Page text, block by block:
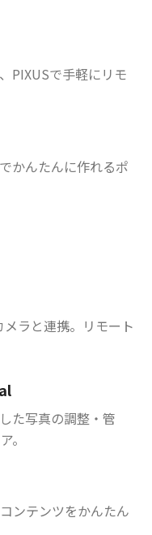
PIXUSで手軽にリモ
かんたんに作れるポ
ラと連携。リモート
た写真の調整・管
。
ンテンツをかんたん